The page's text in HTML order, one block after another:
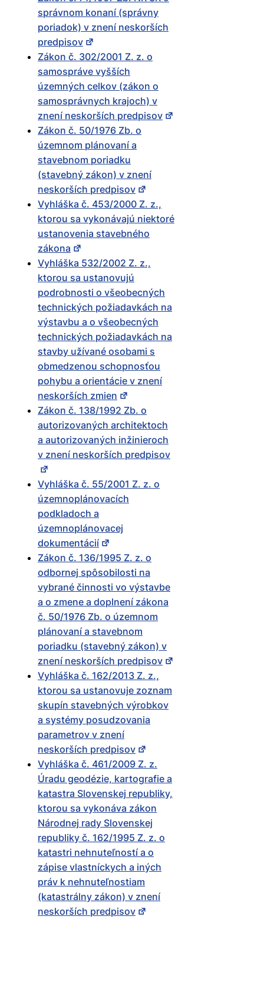
správnom konaní (správny
poriadok) v znení neskorších
predpisov
Zákon č. 302/2001 Z. z. o
samospráve vyšších
územných celkov (zákon o
samosprávnych krajoch) v
znení neskorších predpisov
Zákon č. 50/1976 Zb. o
územnom plánovaní a
stavebnom poriadku
(stavebný zákon) v znení
neskorších predpisov
Vyhláška č. 453/2000 Z. z.,
ktorou sa vykonávajú niektoré
ustanovenia stavebného
zákona
Vyhláška 532/2002 Z. z.,
ktorou sa ustanovujú
podrobnosti o všeobecných
technických požiadavkách na
výstavbu a o všeobecných
technických požiadavkách na
stavby užívané osobami s
obmedzenou schopnosťou
pohybu a orientácie v znení
neskorších zmien
Zákon č. 138/1992 Zb. o
autorizovaných architektoch
a autorizovaných inžinieroch
v znení neskorších predpisov
Vyhláška č. 55/2001 Z. z. o
územnoplánovacích
podkladoch a
územnoplánovacej
dokumentácií
Zákon č. 136/1995 Z. z. o
odbornej spôsobilosti na
vybrané činnosti vo výstavbe
a o zmene a doplnení zákona
č. 50/1976 Zb. o územnom
plánovaní a stavebnom
poriadku (stavebný zákon) v
znení neskorších predpisov
Vyhláška č. 162/2013 Z. z.,
ktorou sa ustanovuje zoznam
skupín stavebných výrobkov
a systémy posudzovania
parametrov v znení
neskorších predpisov
Vyhláška č. 461/2009 Z. z.
Úradu geodézie, kartografie a
katastra Slovenskej republiky,
ktorou sa vykonáva zákon
Národnej rady Slovenskej
republiky č. 162/1995 Z. z. o
katastri nehnuteľností a o
zápise vlastníckych a iných
práv k nehnuteľnostiam
(katastrálny zákon) v znení
neskorších predpisov